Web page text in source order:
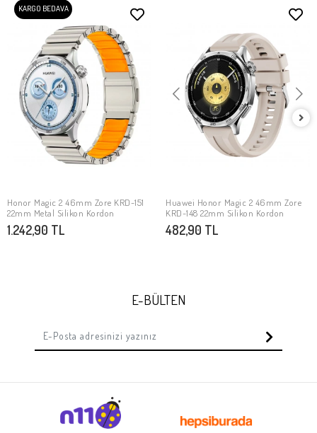
KARGO BEDAVA
SEPETE EKLE
Honor Magic 2 46mm Zore KRD-151
22mm Metal Silikon Kordon
1.242,90 TL
SEPETE EKLE
Huawei Honor Magic 2 46mm Zore
KRD-148 22mm Silikon Kordon
482,90 TL
E-BÜLTEN